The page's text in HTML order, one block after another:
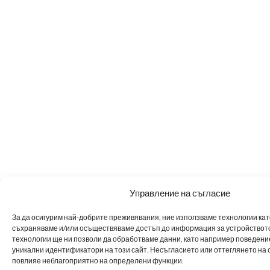
Управление на съгласие
За да осигурим най-добрите преживявания, ние използваме технологии
съхраняваме и/или осъществяваме достъп до информация за
технологии ще ни позволи да обработваме данни, като например
уникални идентификатори на този сайт. Несъгласието или оттеглянето на
повлияе неблагоприятно на определени функции.